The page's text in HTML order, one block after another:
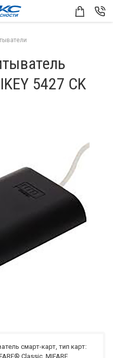
5427 CK
смарт-карт, тип карт:
Classic, MIFARE